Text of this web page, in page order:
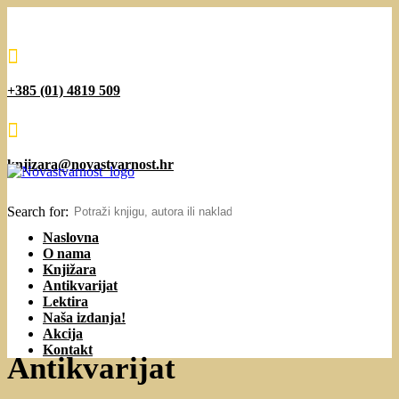

+385 (01) 4819 509

knjizara@novastvarnost.hr
Search for:
Naslovna
O nama
Knjižara
Antikvarijat
Lektira
Naša izdanja!
Akcija
Kontakt
Antikvarijat